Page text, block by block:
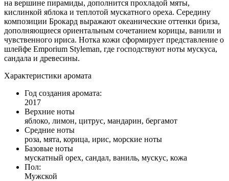
на вершине пирамиды, дополнится прохладой мяты,
кислинкой яблока и теплотой мускатного ореха. Середину
композиции Брокард выражают океанические оттенки бриза,
дополняющиеся ориентальным сочетанием корицы, ванили и
чувственного ириса. Нотка кожи сформирует представление о
шлейфе Emporium Styleman, где господствуют ноты мускуса,
сандала и древесины.
Характеристики аромата
Год создания аромата:
2017
Верхние ноты
яблоко, лимон, цитрус, мандарин, бергамот
Средние ноты
роза, мята, корица, ирис, морские ноты
Базовые ноты
мускатный орех, сандал, ваниль, мускус, кожа
Пол:
Мужской